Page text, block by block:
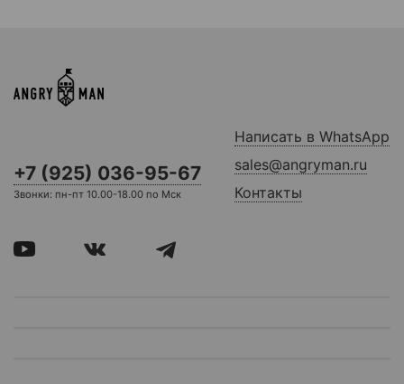
+7 (925) 036-95-67
Звонки: пн-пт 10.00-18.00 по Мск
Написать в WhatsApp
sales@angryman.ru
Контакты